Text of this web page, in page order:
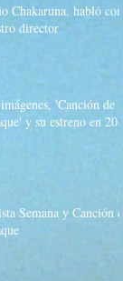
Chakaruna, habló con
director
'Canción de
y su estreno en 2017
Semana y Canción de